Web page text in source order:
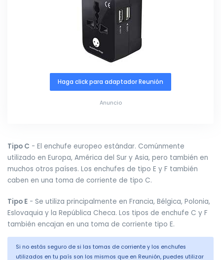
Haga click para adaptador Reunión
Anuncio
Tipo C - El enchufe europeo estándar. Comúnmente
utilizado en Europa, América del Sur y Asia, pero también en
muchos otros países. Los enchufes de tipo E y F también
caben en una toma de corriente de tipo C.
Tipo E - Se utiliza principalmente en Francia, Bélgica, Polonia,
Eslovaquia y la República Checa. Los tipos de enchufe C y F
también encajan en una toma de corriente tipo E.
Si no estás seguro de si las tomas de corriente y los enchufes
utilizados en tu país son los mismos que en Reunión, puedes utilizar